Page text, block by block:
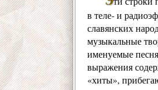
в теле- и
славянских
музыкальные
именуемые
выражения
«хиты»,